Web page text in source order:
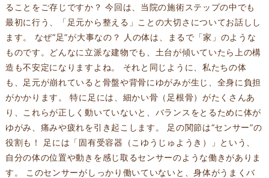
ることをご存じですか？ 今回は、当院の施術ステップの中でも
最初に行う、「足元から整える」ことの大切さについてお話しし
ます。 なぜ“足”が大事なの？ 人の体は、まるで「家」のような
ものです。どんなに立派な建物でも、土台が傾いていたら上の構
造も不安定になりますよね。 それと同じように、私たちの体
も、足元が崩れていると骨盤や背骨にゆがみが生じ、全身に負担
がかかります。 特に足には、細かい骨（足根骨）がたくさんあ
り、これらが正しく動いていないと、バランスをとるために体が
ゆがみ、痛みや疲れを引き起こします。 足の関節は“センサー”の
役割も！ 足には「固有受容器（こゆうじゅようき）」という、
自分の体の位置や動きを感じ取るセンサーのような働きがありま
す。 このセンサーがしっかり働いていないと、身体がうまくバ